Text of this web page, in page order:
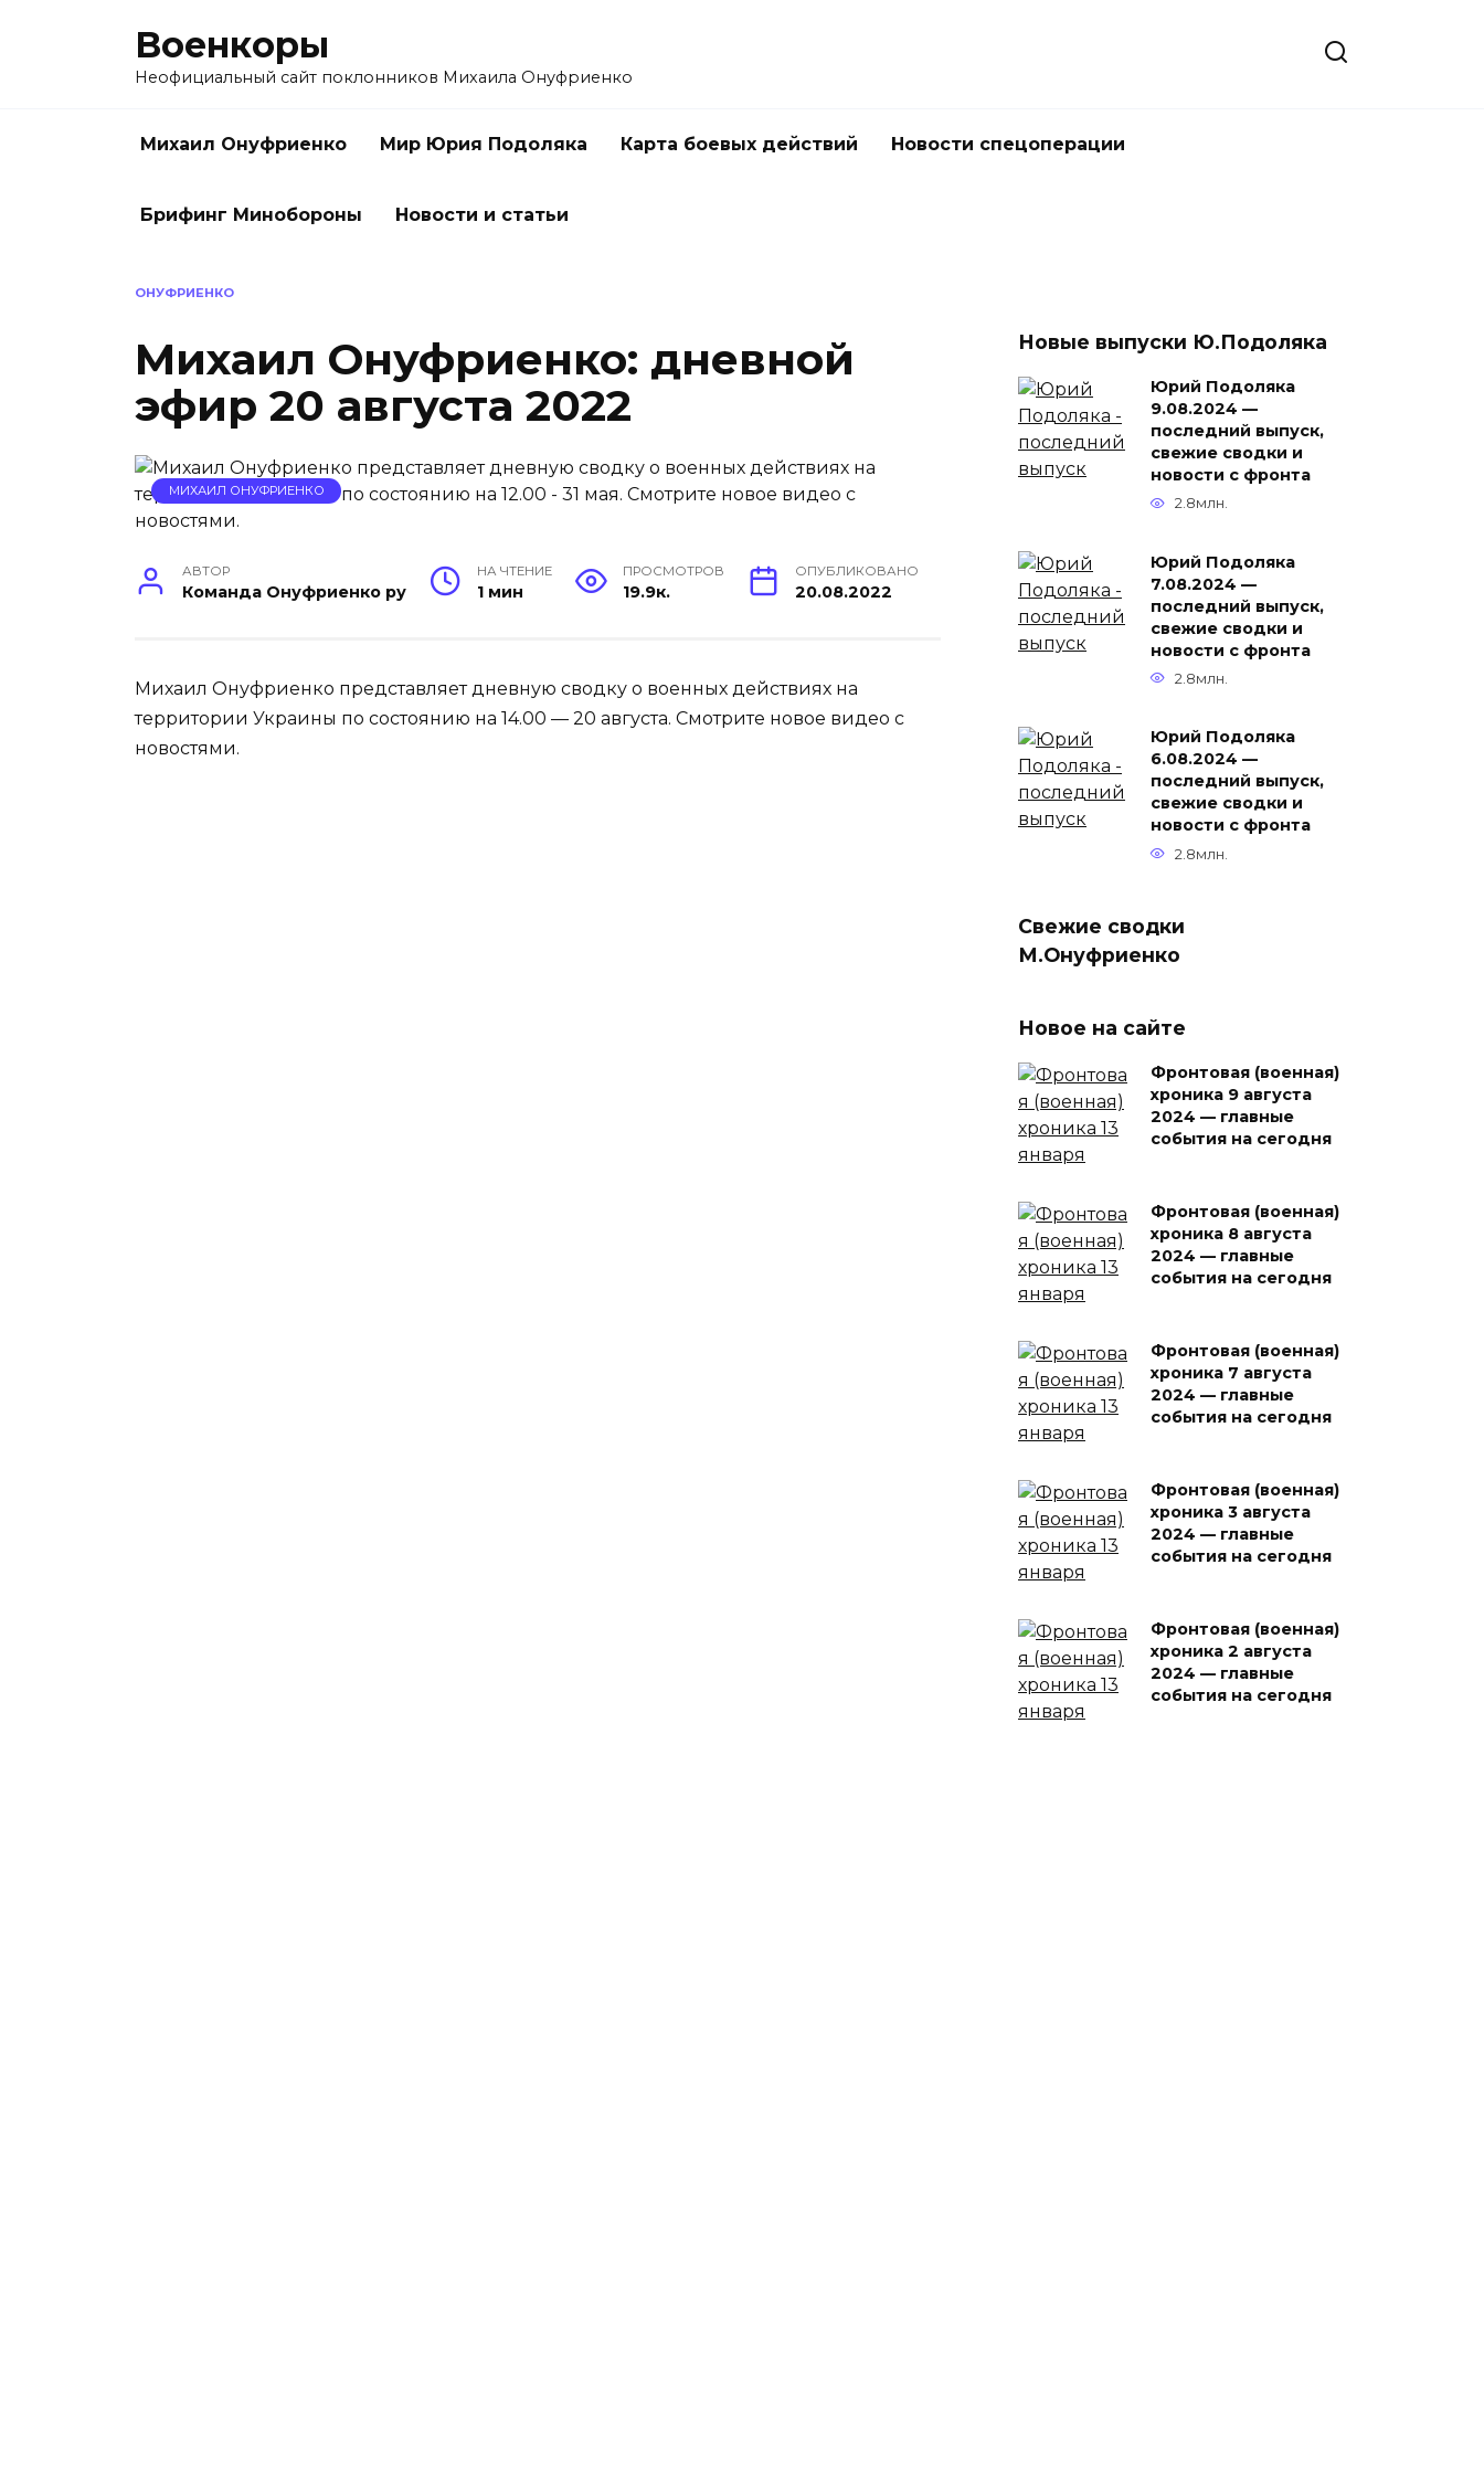
Военкоры
Неофициальный сайт поклонников Михаила Онуфриенко
Михаил Онуфриенко Мир Юрия Подоляка Карта боевых действий Новости спецоперации
Брифинг Минобороны Новости и статьи
ОНУФРИЕНКО
Михаил Онуфриенко: дневной
эфир 20 августа 2022
МИХАИЛ ОНУФРИЕНКО
АВТОР
Команда Онуфриенко ру
НА ЧТЕНИЕ
1 мин
ПРОСМОТРОВ
19.9к.
ОПУБЛИКОВАНО
20.08.2022
Михаил Онуфриенко представляет дневную сводку о военных действиях на
территории Украины по состоянию на 14.00 — 20 августа. Смотрите новое видео с
новостями.
Новые выпуски Ю.Подоляка
Юрий Подоляка
9.08.2024 —
последний выпуск,
свежие сводки и
новости с фронта
2.8млн.
Юрий Подоляка
7.08.2024 —
последний выпуск,
свежие сводки и
новости с фронта
2.8млн.
Юрий Подоляка
6.08.2024 —
последний выпуск,
свежие сводки и
новости с фронта
2.8млн.
Свежие сводки
М.Онуфриенко
Новое на сайте
Фронтовая (военная)
хроника 9 августа
2024 — главные
события на сегодня
Фронтовая (военная)
хроника 8 августа
2024 — главные
события на сегодня
Фронтовая (военная)
хроника 7 августа
2024 — главные
события на сегодня
Фронтовая (военная)
хроника 3 августа
2024 — главные
события на сегодня
Фронтовая (военная)
хроника 2 августа
2024 — главные
события на сегодня